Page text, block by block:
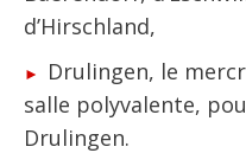
d’Hirschland,
Drulingen, le
salle polyvalente,
Drulingen.